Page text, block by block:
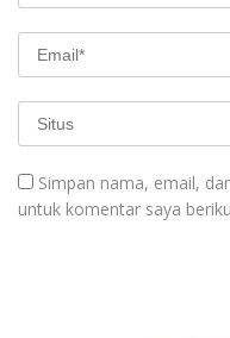
Simpan nama, email,
untuk komentar saya